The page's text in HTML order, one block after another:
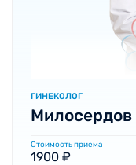
ГИНЕКОЛОГ
Милосердов
Стоимость приема
1900 ₽